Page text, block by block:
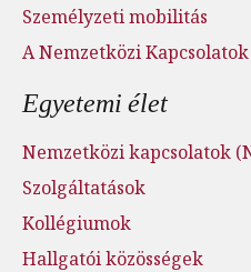
Személyzeti mobilitás
A Nemzetközi
Egyetemi élet
Nemzetközi kapcsolatok
Szolgáltatások
Kollégiumok
Hallgatói közösségek